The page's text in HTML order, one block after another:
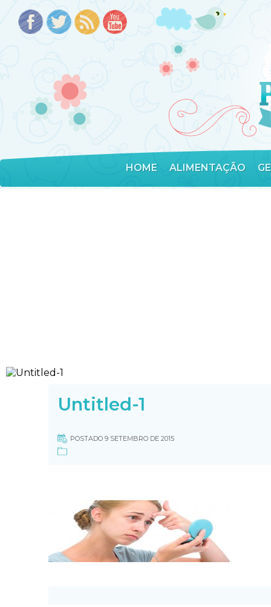
HOME ALIMENTAÇÃO
Untitled-1
POSTADO 9 SETEMBRO DE 2015